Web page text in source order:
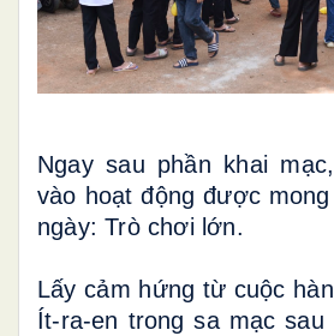
Ngay sau phần khai
vào hoạt động được
ngày: Trò chơi lớn.
Lấy cảm hứng từ cuộc
Ít-ra-en trong sa mạc sau